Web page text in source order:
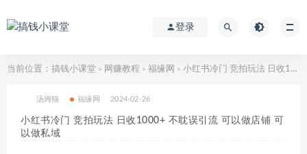
登录
当前位置： 搞钱小课堂 > 网赚教程 > 福缘网 > 小红书冷门 竞拍玩法 日收1000+ 不耽误引流 可以做店铺 可以做私域
汤姆猫 福缘网 2024-02-26
小红书冷门 竞拍玩法 日收1000+ 不耽误引流 可以做店铺 可
以做私域